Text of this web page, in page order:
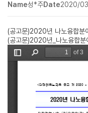
Name성*주Date2020/
(공고문)2020년 나노융합분
(공고문)2020년_나노융합분